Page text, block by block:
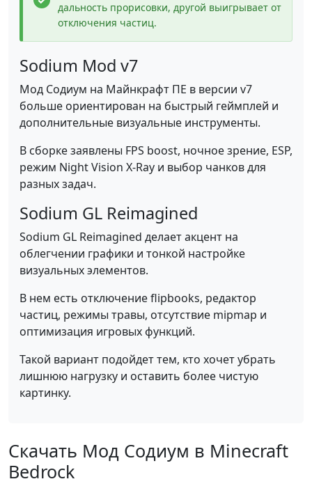
дальность прорисовки, другой выигрывает от
отключения частиц.
Sodium Mod v7
Мод Содиум на Майнкрафт ПЕ в версии v7
больше ориентирован на быстрый геймплей и
дополнительные визуальные инструменты.
В сборке заявлены FPS boost, ночное зрение, ESP,
режим Night Vision X-Ray и выбор чанков для
разных задач.
Sodium GL Reimagined
Sodium GL Reimagined делает акцент на
облегчении графики и тонкой настройке
визуальных элементов.
В нем есть отключение flipbooks, редактор
частиц, режимы травы, отсутствие mipmap и
оптимизация игровых функций.
Такой вариант подойдет тем, кто хочет убрать
лишнюю нагрузку и оставить более чистую
картинку.
Скачать Мод Содиум в Minecraft
Bedrock